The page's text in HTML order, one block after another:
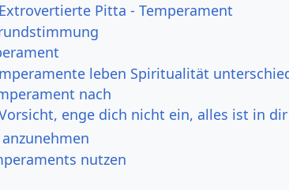
Pitta - Temperament
leben Spiritualität
nach
enge dich nicht ein, alles ist in dir
nutzen